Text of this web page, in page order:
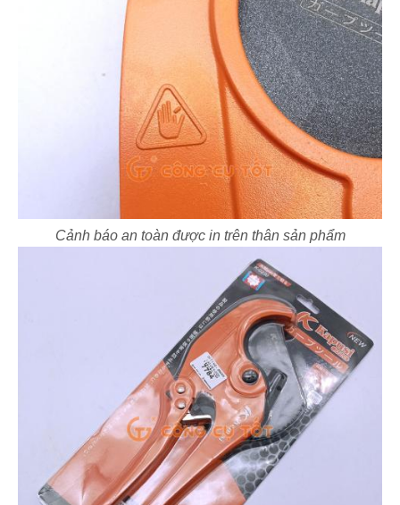
Cảnh báo an toàn được in trên thân sản phẩm